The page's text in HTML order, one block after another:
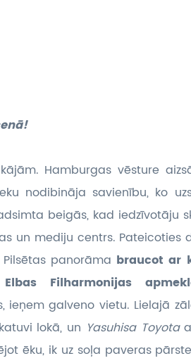
Hamburgas vēsture
nodibināja savienību, ko
beigās, kad iedzīvotāju
un mediju centrs. Pateicoties
panorāma braucot ar
Elbas Filharmonijas
ieņem galveno vietu. Lielajā
lokā, un Yasuhisa Toyota
ēku, ik uz soļa paveras